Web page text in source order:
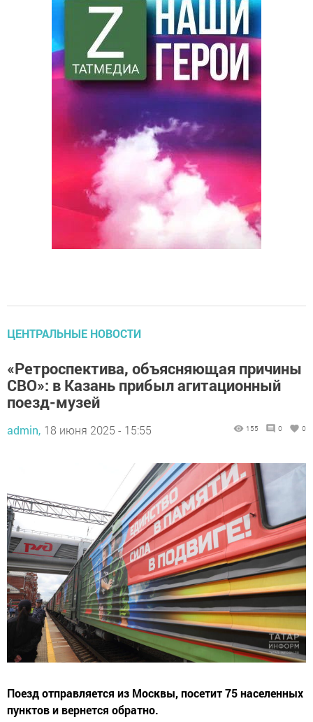
ЦЕНТРАЛЬНЫЕ НОВОСТИ
«Ретроспектива, объясняющая причины
СВО»: в Казань прибыл агитационный
поезд-музей
admin, 18 июня 2025 - 15:55 155 0 0
Поезд отправляется из Москвы, посетит 75 населенных
пунктов и вернется обратно.